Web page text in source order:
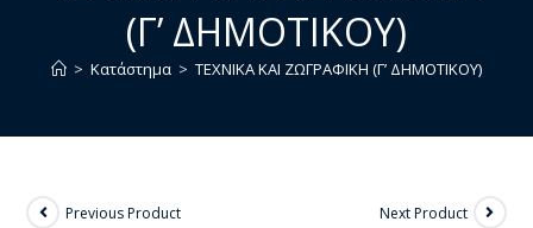
(Γ’ ΔΗΜΟΤΙΚΟΥ)
> Κατάστημα > ΤΕΧΝΙΚΑ ΚΑΙ ΖΩΓΡΑΦΙΚΗ (Γ’ ΔΗΜΟΤΙΚΟΥ)
Previous Product Next Product